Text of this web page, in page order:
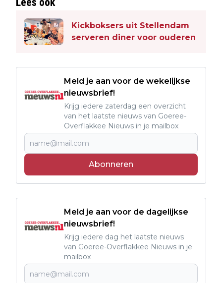
Kickboksers uit Stellendam
serveren diner voor ouderen
Meld je aan voor de wekelijkse
nieuwsbrief!
Krijg iedere zaterdag een overzicht
van het laatste nieuws van Goeree-
Overflakkee Nieuws in je mailbox
Abonneren
Meld je aan voor de dagelijkse
nieuwsbrief!
Krijg iedere dag het laatste nieuws
van Goeree-Overflakkee Nieuws in je
mailbox